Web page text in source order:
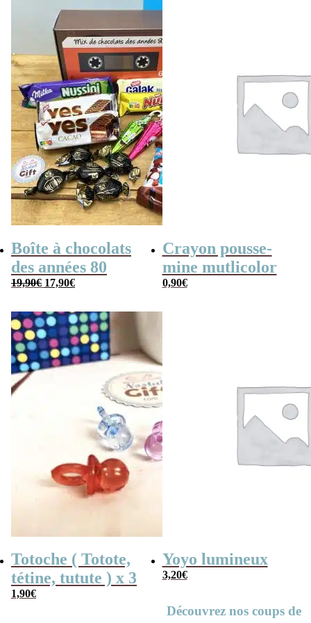
Boîte à chocolats
des années 80
19,90€ Le
était :
19,90€.
17,90€Le
est :
17,90€.
Crayon pousse-
mine mutlicolor
0,90€
Totoche ( Totote,
tétine, tutute ) x 3
1,90€
Yoyo lumineux
3,20€
Découvrez nos coups de